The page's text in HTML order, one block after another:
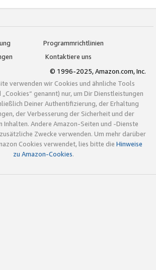
Programmrichtlinien
Kontaktiere uns
© 1996-2025, Amazon.com, Inc.
verwenden wir Cookies und ähnliche Tools
genannt) nur, um Dir Dienstleistungen
Deiner Authentifizierung, der Erhaltung
der Verbesserung der Sicherheit und der
Inhalten. Andere Amazon-Seiten und -Dienste
Zwecke verwenden. Um mehr darüber
Cookies verwendet, lies bitte die Hinweise
zu Amazon-Cookies.